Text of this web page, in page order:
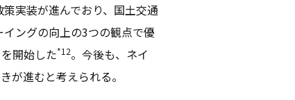
実装が進んでおり、国土交通
ングの向上の3つの観点で優
開始した*12。今後も、ネイ
が進むと考えられる。